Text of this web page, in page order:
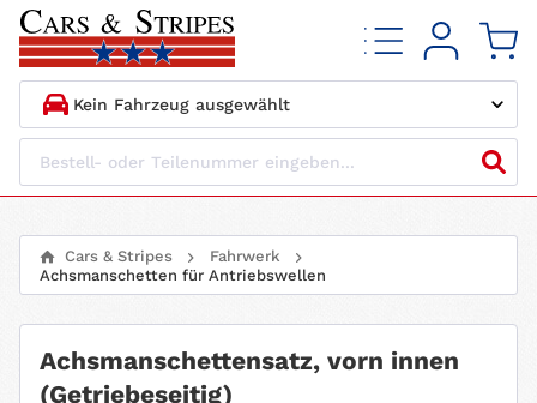
1. HERSTELLER
3. BAUJAHR
4. MOTORTYP
Cars & Stripes
Fahrwerk
Achsmanschetten für Antriebswellen
Achsmanschettensatz, vorn innen
(Getriebeseitig)